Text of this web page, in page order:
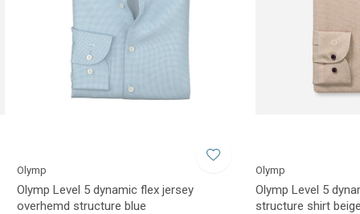
Olymp
Olymp Level 5 dynamic flex jersey
overhemd structure blue
Olymp
Olymp Level 5
structure shirt